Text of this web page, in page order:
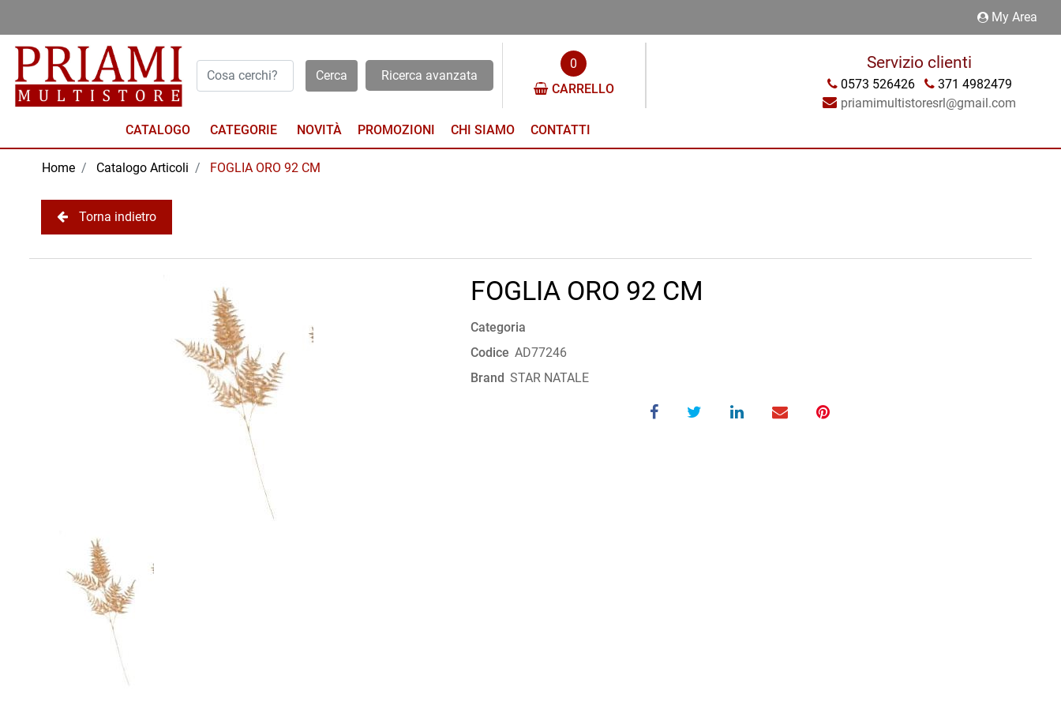
My Area
Ricerca avanzata
0
CARRELLO
Servizio clienti
0573 526426
371 4982479
priamimultistoresrl@gmail.com
CATALOGO
Open menu
NOVITÀ PROMOZIONI CHI SIAMO CONTATTI
Home Catalogo Articoli FOGLIA ORO 92 CM
Torna indietro
FOGLIA ORO 92 CM
Categoria
Codice AD77246
Brand STAR NATALE